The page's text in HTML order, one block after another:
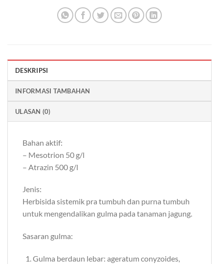
DESKRIPSI
INFORMASI TAMBAHAN
ULASAN (0)
Bahan aktif:
– Mesotrion 50 g/l
– Atrazin 500 g/l
Jenis:
Herbisida sistemik pra tumbuh dan purna tumbuh
untuk mengendalikan gulma pada tanaman jagung.
Sasaran gulma:
Gulma berdaun lebar: ageratum conyzoides,